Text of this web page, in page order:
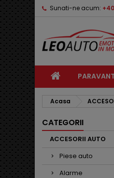
Sunati-ne acum:
Acasa
CATEGORII
ACCESORII AUTO
Piese auto
Alarme